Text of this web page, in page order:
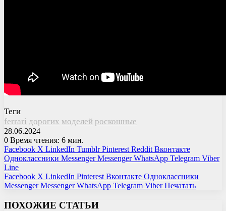
Теги
ferrari дорогих моделей роскошные
28.06.2024
0 Время чтения: 6 мин.
Facebook X LinkedIn Tumblr Pinterest Reddit Вконтакте
Одноклассники Messenger Messenger WhatsApp Telegram Viber
Line
Facebook X LinkedIn Pinterest Вконтакте Одноклассники
Messenger Messenger WhatsApp Telegram Viber Печатать
ПОХОЖИЕ СТАТЬИ